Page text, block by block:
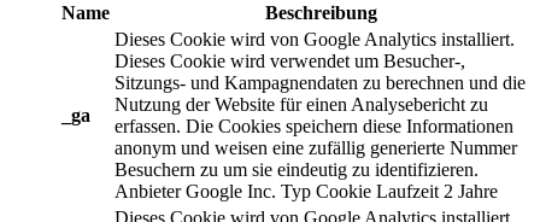
Name
Beschreibung
_ga
Dieses Cookie wird von Google Analytics installiert.
Dieses Cookie wird verwendet um Besucher-,
Sitzungs- und Kampagnendaten zu berechnen und die
Nutzung der Website für einen Analysebericht zu
erfassen. Die Cookies speichern diese Informationen
anonym und weisen eine zufällig generierte Nummer
Besuchern zu um sie eindeutig zu identifizieren.
Anbieter Google Inc. Typ Cookie Laufzeit 2 Jahre